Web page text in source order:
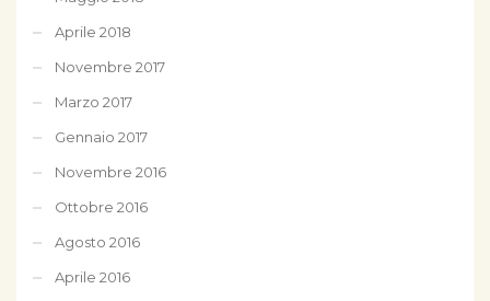
Aprile 2018
Novembre 2017
Marzo 2017
Gennaio 2017
Novembre 2016
Ottobre 2016
Agosto 2016
Aprile 2016